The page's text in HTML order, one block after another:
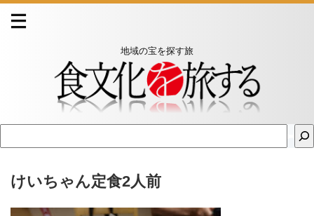
地域の宝を探す旅
けいちゃん定食2人前